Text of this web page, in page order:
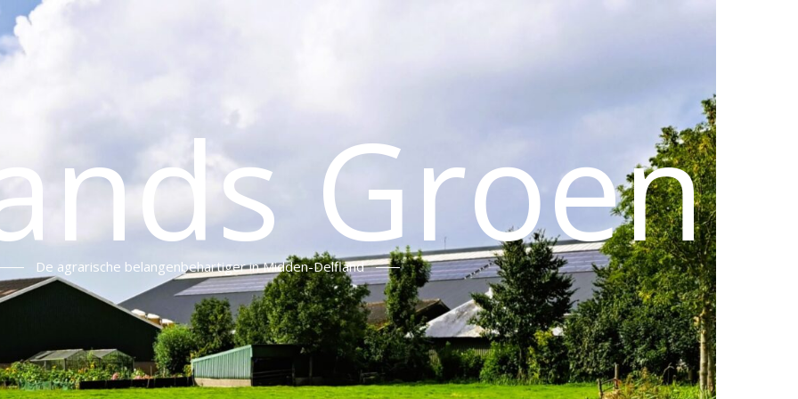
Groen
De agrarische belangenbehartiger in Midden-Delfland